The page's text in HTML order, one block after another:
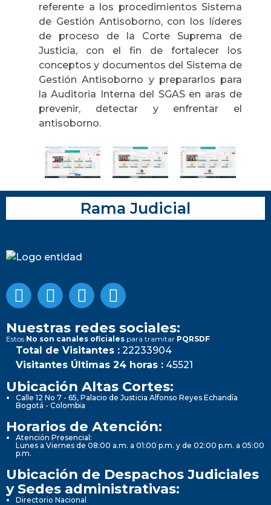
referente a los procedimientos Sistema
de Gestión Antisoborno, con los líderes
de proceso de la Corte Suprema de
Justicia, con el fin de fortalecer los
conceptos y documentos del Sistema de
Gestión Antisoborno y prepararlos para
la Auditoria Interna del SGAS en aras de
prevenir, detectar y enfrentar el
antisoborno.
Rama Judicial
Nuestras redes sociales:
Estos No son canales oficiales para tramitar PQRSDF
Total de Visitantes : 22233904
Visitantes Últimas 24 horas : 45521
Ubicación Altas Cortes:
Calle 12 No 7 - 65, Palacio de Justicia Alfonso Reyes Echandía
Bogotá - Colombia
Horarios de Atención:
Atención Presencial:
Lunes a Viernes de 08:00 a.m. a 01:00 p.m. y de 02:00 p.m. a 05:00
p.m.
Ubicación de Despachos Judiciales
y Sedes administrativas:
Directorio Nacional